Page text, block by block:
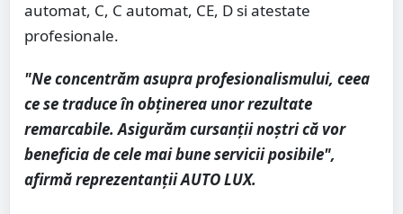
automat, C, C automat, CE, D si atestate
profesionale.
"Ne concentrăm asupra profesionalismului, ceea
ce se traduce în obținerea unor rezultate
remarcabile. Asigurăm cursanții noștri că vor
beneficia de cele mai bune servicii posibile",
afirmă reprezentanții AUTO LUX.